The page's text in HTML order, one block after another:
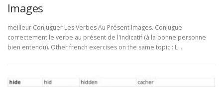
Images
meilleur Conjuguer Les Verbes Au Présent Images. Conjugue
correctement le verbe au présent de l'indicatif (à la bonne personne
bien entendu). Other french exercises on the same topic : L …